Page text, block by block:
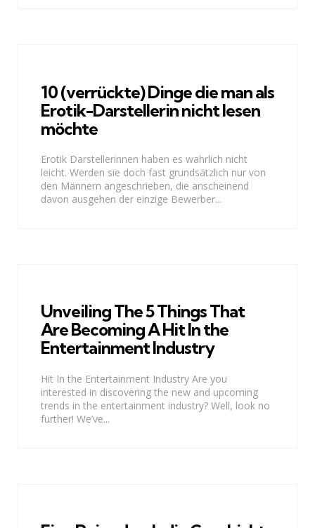
10 (verrückte) Dinge die man als
Erotik-Darstellerin nicht lesen
möchte
Erotik Darstellerinnen haben es wahrlich nicht
leicht. Werden sie doch fast grundsätzlich nur von
den Männern angeschrieben, die anscheinend
davon ausgehen der einzige Bewerber...
Unveiling The 5 Things That
Are Becoming A Hit In the
Entertainment Industry
Hit In the Entertainment Industry Are you
interested in discovering the new and upcoming
trends in the entertainment industry? Well, look no
further! We’ve...